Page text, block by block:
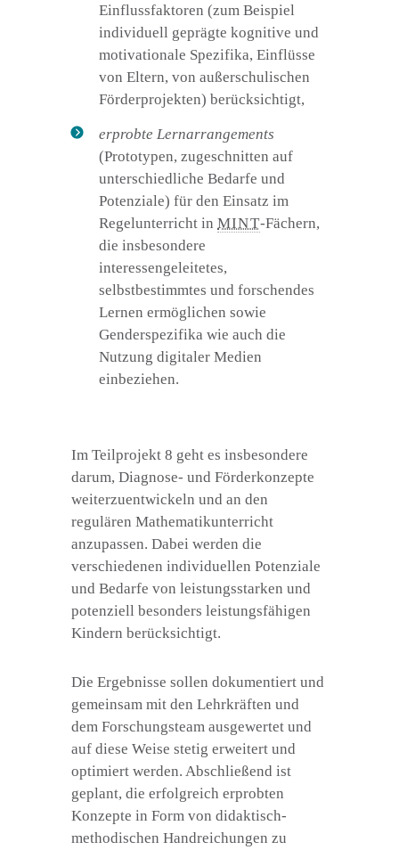
Einflussfaktoren (zum Beispiel
individuell geprägte kognitive und
motivationale Spezifika, Einflüsse
von Eltern, von außerschulischen
Förderprojekten) berücksichtigt,
erprobte Lernarrangements
(Prototypen, zugeschnitten auf
unterschiedliche Bedarfe und
Potenziale) für den Einsatz im
Regelunterricht in MINT-Fächern,
die insbesondere
interessengeleitetes,
selbstbestimmtes und forschendes
Lernen ermöglichen sowie
Genderspezifika wie auch die
Nutzung digitaler Medien
einbeziehen.
Im Teilprojekt 8 geht es insbesondere
darum, Diagnose- und Förderkonzepte
weiterzuentwickeln und an den
regulären Mathematikunterricht
anzupassen. Dabei werden die
verschiedenen individuellen Potenziale
und Bedarfe von leistungsstarken und
potenziell besonders leistungsfähigen
Kindern berücksichtigt.
Die Ergebnisse sollen dokumentiert und
gemeinsam mit den Lehrkräften und
dem Forschungsteam ausgewertet und
auf diese Weise stetig erweitert und
optimiert werden. Abschließend ist
geplant, die erfolgreich erprobten
Konzepte in Form von didaktisch-
methodischen Handreichungen zu